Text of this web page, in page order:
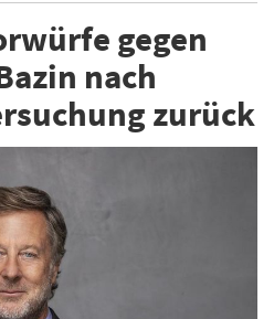
gegen
nach
zurück